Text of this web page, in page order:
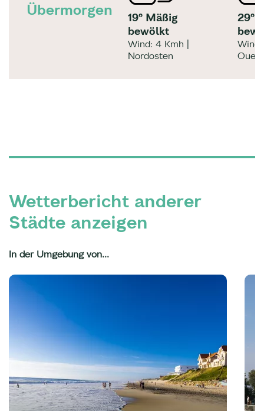
Übermorgen
19° Mäßig
bewölkt
Wind: 4 Kmh |
Nordosten
29°
Wind:
Wetterbericht anderer
Städte anzeigen
In der Umgebung von...